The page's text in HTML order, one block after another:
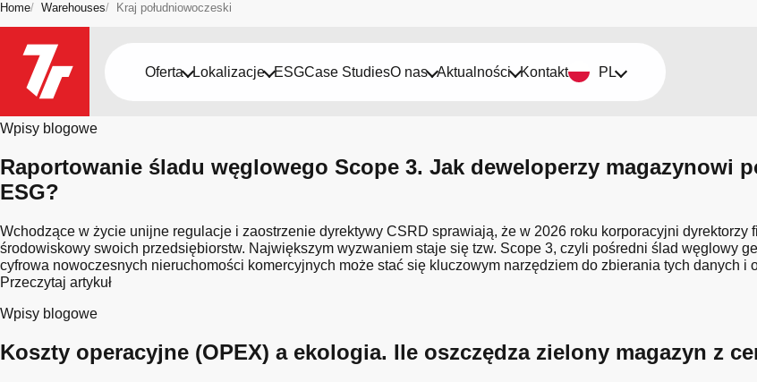
Oferta Lokalizacje ESGCase StudiesO nas Aktualności Kontakt PL
Home Warehouses Kraj południowoczeski
Region: Kraj południowoczeski
Wpisy blogowe
Raportowanie śladu węglowego Scope 3. Jak deweloperzy magazynowi
ESG?
Wchodzące w życie unijne regulacje i zaostrzenie dyrektywy CSRD sprawiają, że w 2026 roku korporacyjni
środowiskowy swoich przedsiębiorstw. Największym wyzwaniem staje się tzw. Scope 3, czyli pośredni ślad węglowy
cyfrowa nowoczesnych nieruchomości komercyjnych może stać się kluczowym narzędziem do zbierania tych danych i
Przeczytaj artykuł
Wpisy blogowe
Koszty operacyjne (OPEX) a ekologia. Ile oszczędza zielony magazyn z